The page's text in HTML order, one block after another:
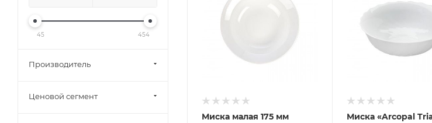
Миска малая 175 мм
Миска «Arcopal
45 454
Производитель
Ценовой сегмент